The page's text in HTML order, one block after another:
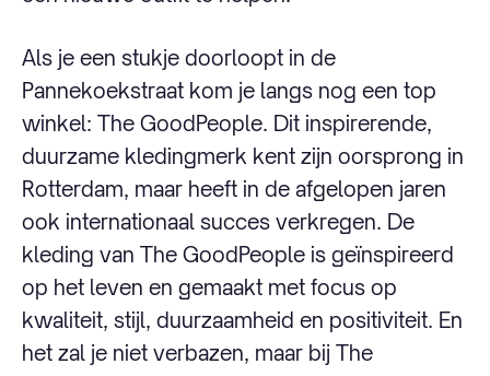
Als je een stukje doorloopt in de
Pannekoekstraat kom je langs nog een top
winkel: The GoodPeople. Dit inspirerende,
duurzame kledingmerk kent zijn oorsprong in
Rotterdam, maar heeft in de afgelopen jaren
ook internationaal succes verkregen. De
kleding van The GoodPeople is geïnspireerd
op het leven en gemaakt met focus op
kwaliteit, stijl, duurzaamheid en positiviteit. En
het zal je niet verbazen, maar bij The